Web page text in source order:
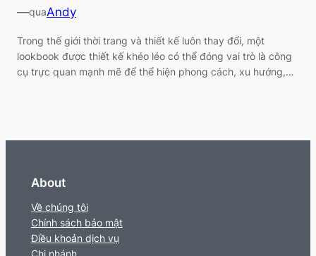
—quaAndy
Trong thế giới thời trang và thiết kế luôn thay đổi, một
lookbook được thiết kế khéo léo có thể đóng vai trò là công
cụ trực quan mạnh mẽ để thể hiện phong cách, xu hướng,…
About
Về chúng tôi
Chính sách bảo mật
Điều khoản dịch vụ
Chi nhánh